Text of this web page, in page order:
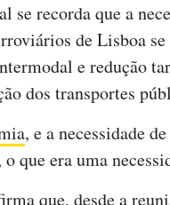
se recorda que a
de Lisboa
e redução
dos transportes
, e a necessidade
que era uma
que, desde a